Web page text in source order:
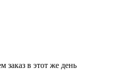
заказ в этот же день